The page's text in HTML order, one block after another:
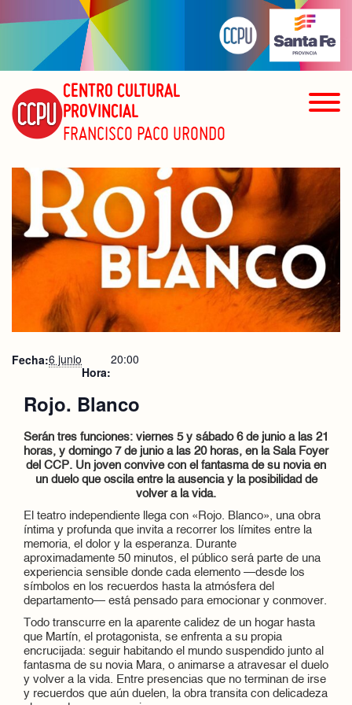
CENTRO CULTURAL
PROVINCIAL
FRANCISCO PACO URONDO
Fecha:6 junio
Hora:
20:00
Rojo. Blanco
Serán tres funciones: viernes 5 y sábado 6 de junio a las 21
horas, y domingo 7 de junio a las 20 horas, en la Sala Foyer
del CCP. Un joven convive con el fantasma de su novia en
un duelo que oscila entre la ausencia y la posibilidad de
volver a la vida.
El teatro independiente llega con «Rojo. Blanco», una obra
íntima y profunda que invita a recorrer los límites entre la
memoria, el dolor y la esperanza. Durante
aproximadamente 50 minutos, el público será parte de una
experiencia sensible donde cada elemento —desde los
símbolos en los recuerdos hasta la atmósfera del
departamento— está pensado para emocionar y conmover.
Todo transcurre en la aparente calidez de un hogar hasta
que Martín, el protagonista, se enfrenta a su propia
encrucijada: seguir habitando el mundo suspendido junto al
fantasma de su novia Mara, o animarse a atravesar el duelo
y volver a la vida. Entre presencias que no terminan de irse
y recuerdos que aún duelen, la obra transita con delicadeza